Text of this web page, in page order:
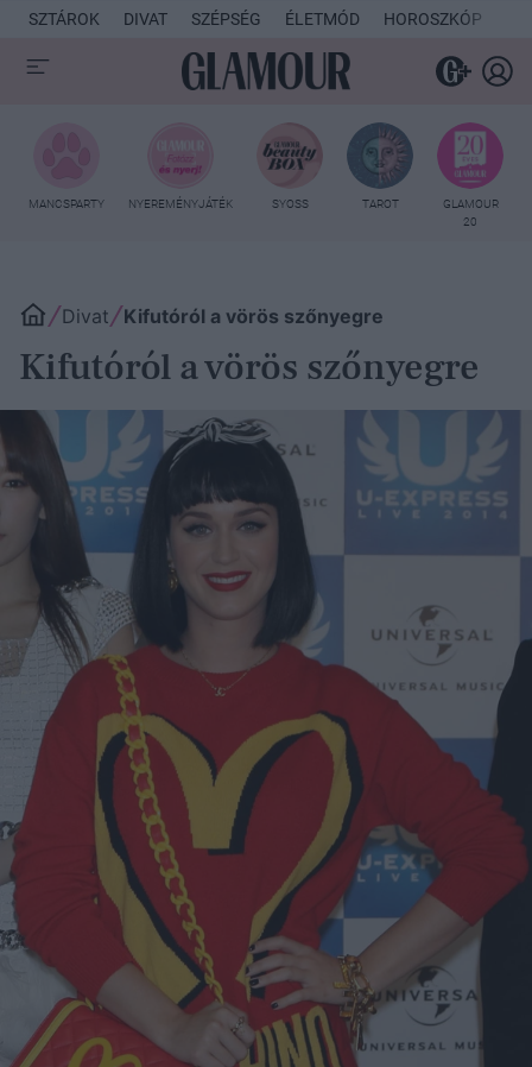
SZTÁROK DIVAT SZÉPSÉG ÉLETMÓD HOROSZKÓP
MANCSPARTY NYEREMÉNYJÁTÉK SYOSS TAROT
GLAMOUR
20
Divat Kifutóról a vörös szőnyegre
Kifutóról a vörös szőnyegre